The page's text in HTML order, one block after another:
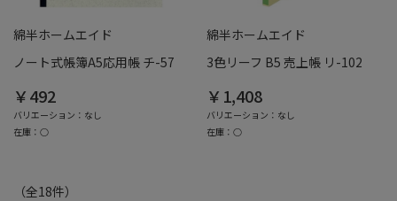
綿半ホームエイド
ノート式帳簿A5応用帳 チ-57
￥492
バリエーション：なし
在庫：○
綿半ホームエイド
3色リーフ B5 売上帳 リ-102
￥1,408
バリエーション：なし
在庫：○
（全18件）